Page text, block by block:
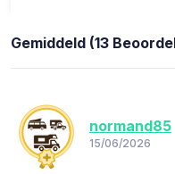
Gemiddeld (13
normand85
15/06/2026